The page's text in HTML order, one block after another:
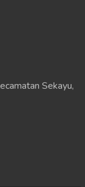
Sekayu,